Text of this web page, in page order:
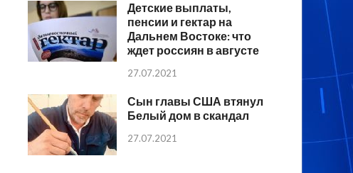
Детские выплаты,
пенсии и гектар на
Дальнем Востоке: что
ждет россиян в августе
27.07.2021
Сын главы США втянул
Белый дом в скандал
27.07.2021